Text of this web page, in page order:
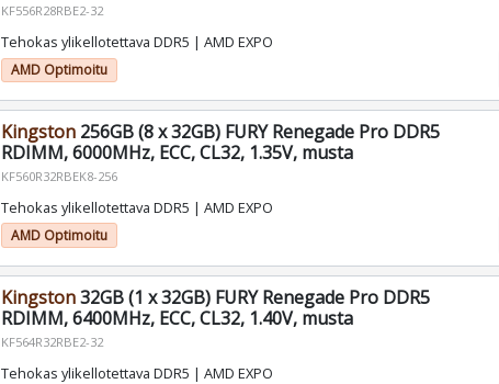
KF556R28RBE2-32
Tehokas ylikellotettava DDR5 | AMD EXPO
AMD Optimoitu
Kingston256GB (8 x 32GB) FURY Renegade Pro DDR5
RDIMM, 6000MHz, ECC, CL32, 1.35V, musta
KF560R32RBEK8-256
Tehokas ylikellotettava DDR5 | AMD EXPO
AMD Optimoitu
Kingston32GB (1 x 32GB) FURY Renegade Pro DDR5
RDIMM, 6400MHz, ECC, CL32, 1.40V, musta
KF564R32RBE2-32
Tehokas ylikellotettava DDR5 | AMD EXPO